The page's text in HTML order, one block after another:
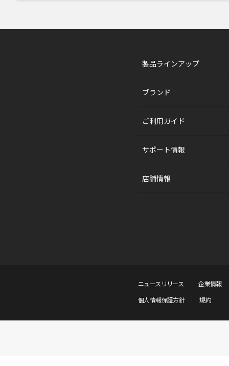
製品ラインアップ
ブランド
ご利用ガイド
サポート情報
店舗情報
ニュースリリース 企業情報
個人情報保護方針 規約